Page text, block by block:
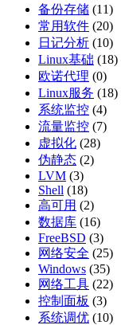
备份存储 (11)
常用软件 (20)
日记分析 (10)
Linux基础 (18)
欧诺代理 (0)
Linux服务 (18)
系统监控 (4)
流量监控 (7)
虚拟化 (28)
伪静态 (2)
LVM (3)
Shell (18)
高可用 (2)
数据库 (16)
FreeBSD (3)
网络安全 (25)
Windows (35)
网络工具 (22)
控制面板 (3)
系统调优 (10)